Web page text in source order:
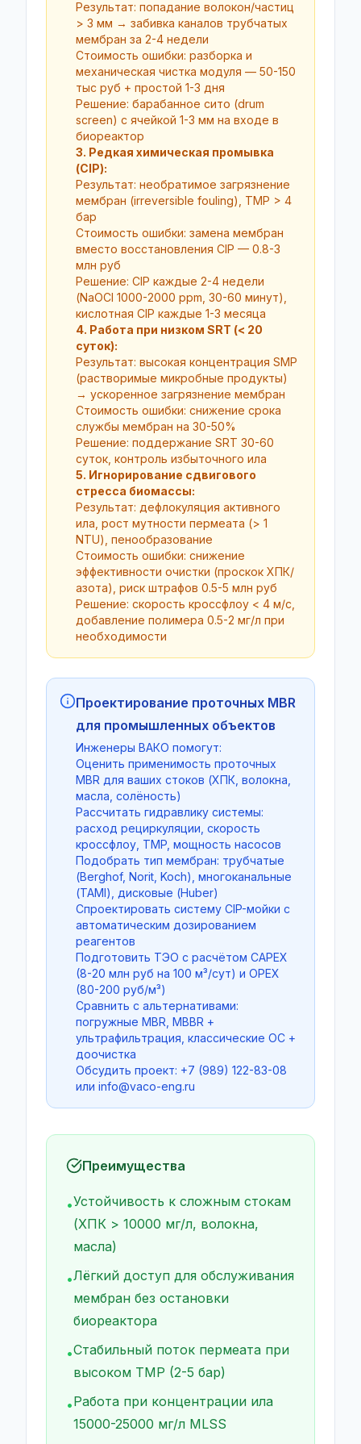
Результат: попадание волокон/частиц
> 3 мм → забивка каналов трубчатых
мембран за 2-4 недели
Стоимость ошибки: разборка и
механическая чистка модуля — 50-150
тыс руб + простой 1-3 дня
Решение: барабанное сито (drum
screen) с ячейкой 1-3 мм на входе в
биореактор
3. Редкая химическая промывка
(CIP):
Результат: необратимое загрязнение
мембран (irreversible fouling), TMP > 4
бар
Стоимость ошибки: замена мембран
вместо восстановления CIP — 0.8-3
млн руб
Решение: CIP каждые 2-4 недели
(NaOCl 1000-2000 ppm, 30-60 минут),
кислотная CIP каждые 1-3 месяца
4. Работа при низком SRT (< 20
суток):
Результат: высокая концентрация SMP
(растворимые микробные продукты)
→ ускоренное загрязнение мембран
Стоимость ошибки: снижение срока
службы мембран на 30-50%
Решение: поддержание SRT 30-60
суток, контроль избыточного ила
5. Игнорирование сдвигового
стресса биомассы:
Результат: дефлокуляция активного
ила, рост мутности пермеата (> 1
NTU), пенообразование
Стоимость ошибки: снижение
эффективности очистки (проскок ХПК/
азота), риск штрафов 0.5-5 млн руб
Решение: скорость кроссфлоу < 4 м/с,
добавление полимера 0.5-2 мг/л при
необходимости
Проектирование проточных MBR
для промышленных объектов
Инженеры ВАКО помогут:
Оценить применимость проточных
MBR для ваших стоков (ХПК, волокна,
масла, солёность)
Рассчитать гидравлику системы:
расход рециркуляции, скорость
кроссфлоу, TMP, мощность насосов
Подобрать тип мембран: трубчатые
(Berghof, Norit, Koch), многоканальные
(TAMI), дисковые (Huber)
Спроектировать систему CIP-мойки с
автоматическим дозированием
реагентов
Подготовить ТЭО с расчётом CAPEX
(8-20 млн руб на 100 м³/сут) и OPEX
(80-200 руб/м³)
Сравнить с альтернативами:
погружные MBR, MBBR +
ультрафильтрация, классические ОС +
доочистка
Обсудить проект: +7 (989) 122-83-08
или info@vaco-eng.ru
Преимущества
•Устойчивость к сложным стокам
(ХПК > 10000 мг/л, волокна,
масла)
•Лёгкий доступ для обслуживания
мембран без остановки
биореактора
•Стабильный поток пермеата при
высоком TMP (2-5 бар)
•Работа при концентрации ила
15000-25000 мг/л MLSS